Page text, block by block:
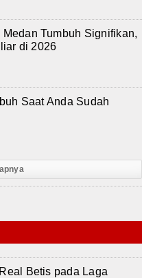
Tumbuh Signifikan,
di 2026
Saat Anda Sudah
Betis pada Laga